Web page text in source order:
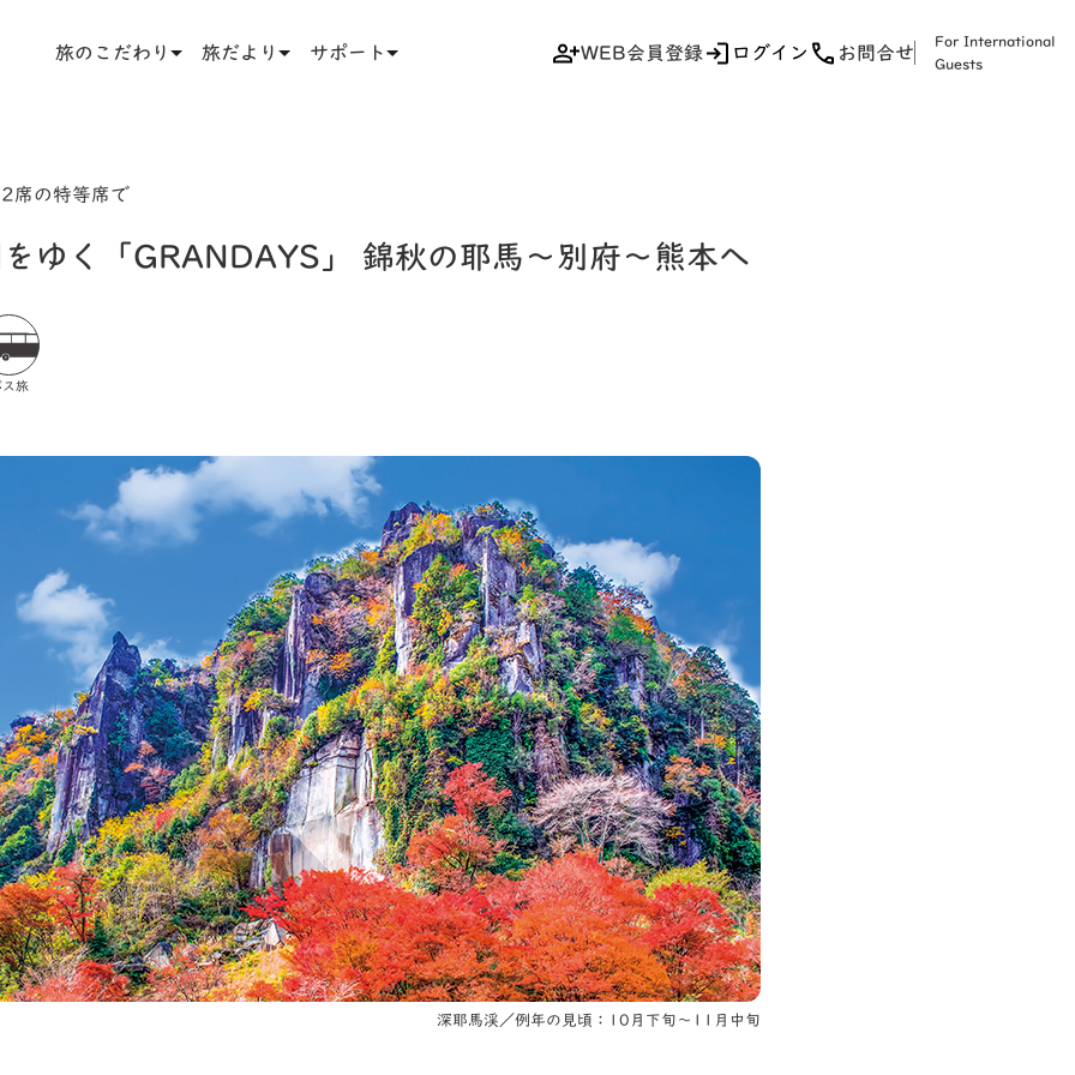
旅のこだわり 旅だより サポート WEB会員登録 ログイン お問合せ
For International
Guests
席の特等席で
ゆく「GRANDAYS」 錦秋の耶馬～別府～熊本へ
ス旅
深耶馬渓／例年の見頃：10月下旬〜11月中旬